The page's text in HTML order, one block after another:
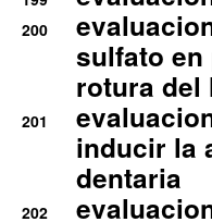
200
sulfato
rotura del
201
inducir la
dentaria
202